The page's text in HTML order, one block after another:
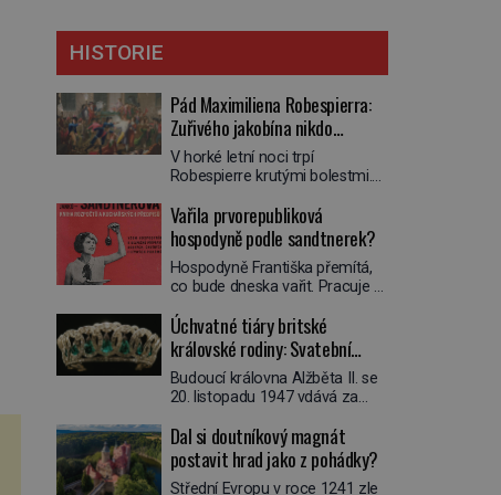
HISTORIE
Pád Maximiliena Robespierra:
Zuřivého jakobína nikdo
nelitoval?
V horké letní noci trpí
Robespierre krutými bolestmi.
víří kolotoč myšlenek. Když se
probere z mdlob, vzpomene si
na jednu z pařížských
jasnovidek, kterou před lety
navštívil. Prorokovala mu
vysmál. „Robespierre to
dotáhne hodně daleko,“
prohlásil o něm jiný významný
francouzský revolucionář,
Honoré de Mirabeau […]
Vařila prvorepubliková
hospodyně podle sandtnerek?
Hospodyně Františka přemítá,
co bude dneska vařit. Pracuje v
mlsný jazýček. Zalistuje proto
rychle v jedné ze „sandtnerek“.
„Zaplaťpánbůh, že už
nemusíme chodit s lístky,“
povzdechne si směrem ke
ruce. Ještě v prvních letech
nové republiky fungoval kvůli
nedostatku zboží přídělový
Úchvatné tiáry britské
královské rodiny: Svatební
klenot Alžbětě II. praskl
Budoucí královna Alžběta II. se
20. listopadu 1947 vdává za
Mountbattena. Aby měla na
obřad ve Westminsteru podle
tradice „něco vypůjčeného“, její
Dal si doutníkový magnát
postavit hrad jako z pohádky?
Střední Evropu v roce 1241 zle